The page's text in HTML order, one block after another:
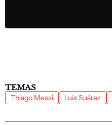
TEMAS
Thiago Messi Luis Suárez